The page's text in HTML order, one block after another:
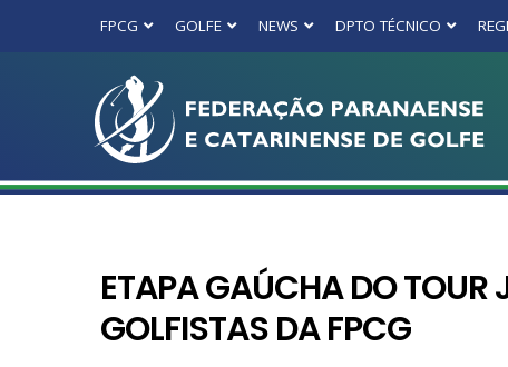
FPCG GOLFE NEWS DPTO TÉCNICO
ETAPA GAÚCHA DO TOUR
GOLFISTAS DA FPCG